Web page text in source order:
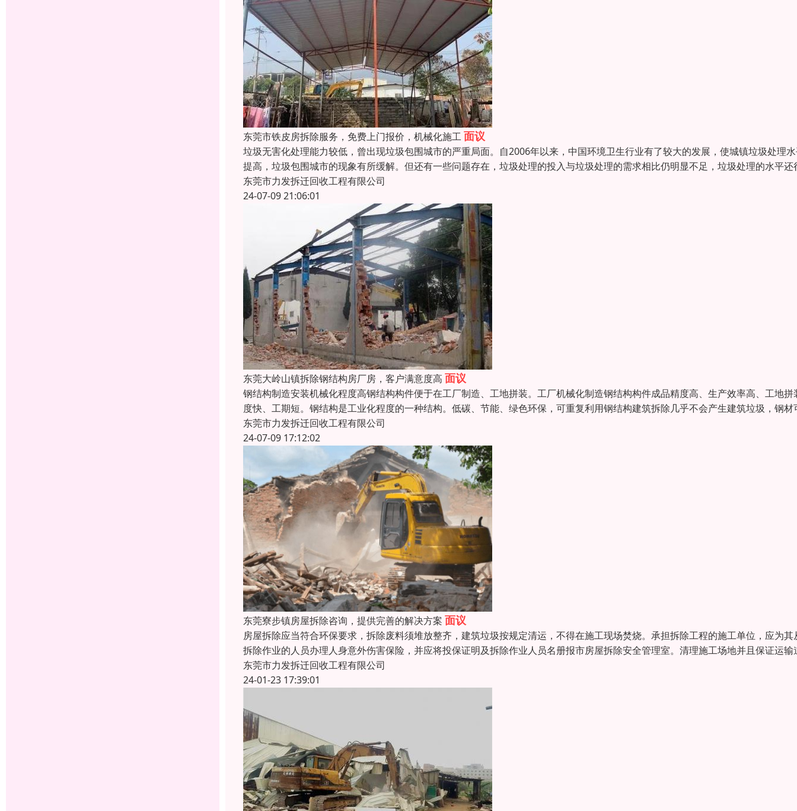
东莞市铁皮房拆除服务，免费上门报价，机械化施工面议
垃圾无害化处理能力较低，曾出现垃圾包围城市的严重局面。自2006年以来，中国环境卫生行业有了较大的发展，使城镇垃圾处理
提高，垃圾包围城市的现象有所缓解。但还有一些问题存在，垃圾处理的投入与垃圾处理的需求相比仍明显不足，垃圾处理的水平还
东莞市力发拆迁回收工程有限公司
24-07-09 21:06:01
东莞大岭山镇拆除钢结构房厂房，客户满意度高 面议
钢结构制造安装机械化程度高钢结构构件便于在工厂制造、工地拼装。工厂机械化制造钢结构构件成品精度高、生产效率高、工地拼
度快、工期短。钢结构是工业化程度的一种结构。低碳、节能、绿色环保，可重复利用钢结构建筑拆除几乎不会产生建筑垃圾，钢材
东莞市力发拆迁回收工程有限公司
24-07-09 17:12:02
东莞寮步镇房屋拆除咨询，提供完善的解决方案 面议
房屋拆除应当符合环保要求，拆除废料须堆放整齐，建筑垃圾按规定清运，不得在施工现场焚烧。承担拆除工程的施工单位，应为其
拆除作业的人员办理人身意外伤害保险，并应将投保证明及拆除作业人员名册报市房屋拆除安全管理室。清理施工场地并且保证运输
东莞市力发拆迁回收工程有限公司
24-01-23 17:39:01